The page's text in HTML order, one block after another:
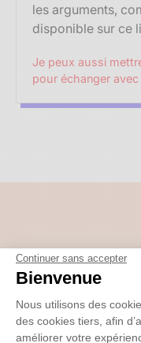
Continuer sans accepter
Bienvenue
Nous utilisons des
des cookies tiers, afin
améliorer votre
les arguments,
disponible sur ce
Je peux aussi
pour échanger
Tu es la